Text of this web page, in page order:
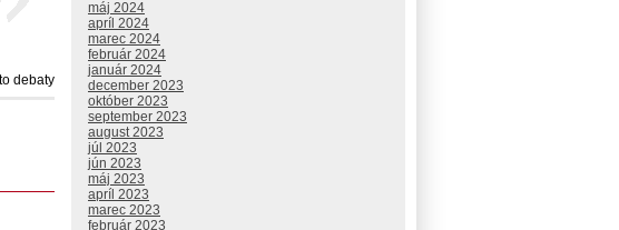
debaty
máj 2024
apríl 2024
marec 2024
február 2024
január 2024
december 2023
október 2023
september 2023
august 2023
júl 2023
jún 2023
máj 2023
apríl 2023
marec 2023
február 2023